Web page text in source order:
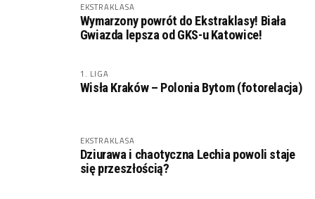
EKSTRAKLASA
Wymarzony powrót do Ekstraklasy! Biała
Gwiazda lepsza od GKS-u Katowice!
1. LIGA
Wisła Kraków – Polonia Bytom (fotorelacja)
EKSTRAKLASA
Dziurawa i chaotyczna Lechia powoli staje
się przeszłością?